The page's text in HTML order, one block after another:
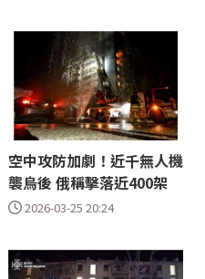
空中攻防加劇！近千無人機
襲烏後 俄稱擊落近400架
2026-03-25 20:24